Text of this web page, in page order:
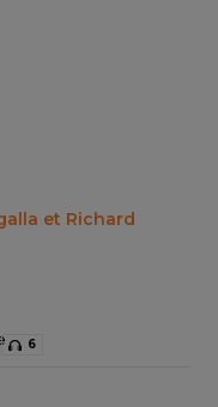
et Richard
6